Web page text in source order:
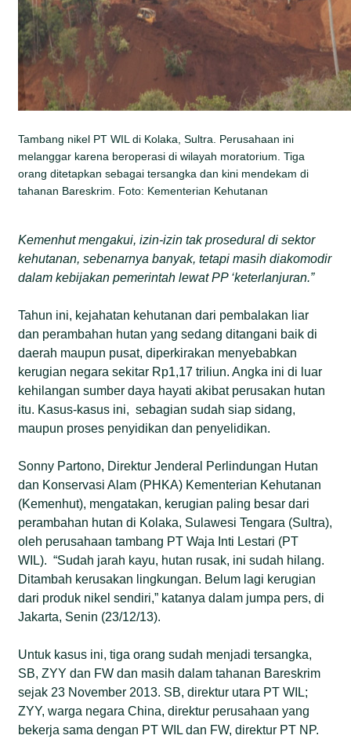
Tambang nikel PT WIL di Kolaka, Sultra. Perusahaan ini
melanggar karena beroperasi di wilayah moratorium. Tiga
orang ditetapkan sebagai tersangka dan kini mendekam di
tahanan Bareskrim. Foto: Kementerian Kehutanan
Kemenhut mengakui, izin-izin tak prosedural di sektor
kehutanan, sebenarnya banyak, tetapi masih diakomodir
dalam kebijakan pemerintah lewat PP ‘keterlanjuran.”
Tahun ini, kejahatan kehutanan dari pembalakan liar
dan perambahan hutan yang sedang ditangani baik di
daerah maupun pusat, diperkirakan menyebabkan
kerugian negara sekitar Rp1,17 triliun. Angka ini di luar
kehilangan sumber daya hayati akibat perusakan hutan
itu. Kasus-kasus ini, sebagian sudah siap sidang,
maupun proses penyidikan dan penyelidikan.
Sonny Partono, Direktur Jenderal Perlindungan Hutan
dan Konservasi Alam (PHKA) Kementerian Kehutanan
(Kemenhut), mengatakan, kerugian paling besar dari
perambahan hutan di Kolaka, Sulawesi Tengara (Sultra),
oleh perusahaan tambang PT Waja Inti Lestari (PT
WIL). “Sudah jarah kayu, hutan rusak, ini sudah hilang.
Ditambah kerusakan lingkungan. Belum lagi kerugian
dari produk nikel sendiri,” katanya dalam jumpa pers, di
Jakarta, Senin (23/12/13).
Untuk kasus ini, tiga orang sudah menjadi tersangka,
SB, ZYY dan FW dan masih dalam tahanan Bareskrim
sejak 23 November 2013. SB, direktur utara PT WIL;
ZYY, warga negara China, direktur perusahaan yang
bekerja sama dengan PT WIL dan FW, direktur PT NP.